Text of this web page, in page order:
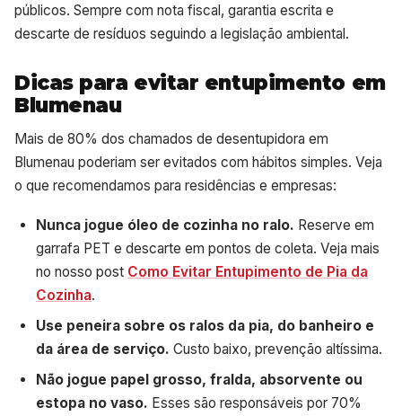
públicos. Sempre com nota fiscal, garantia escrita e
descarte de resíduos seguindo a legislação ambiental.
Dicas para evitar entupimento em
Blumenau
Mais de 80% dos chamados de desentupidora em
Blumenau poderiam ser evitados com hábitos simples. Veja
o que recomendamos para residências e empresas:
Nunca jogue óleo de cozinha no ralo. Reserve em
garrafa PET e descarte em pontos de coleta. Veja mais
no nosso post Como Evitar Entupimento de Pia da
Cozinha.
Use peneira sobre os ralos da pia, do banheiro e
da área de serviço. Custo baixo, prevenção altíssima.
Não jogue papel grosso, fralda, absorvente ou
estopa no vaso. Esses são responsáveis por 70%